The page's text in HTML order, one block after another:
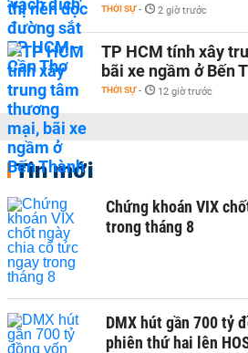
THỜI SỰ - 2 giờ trước
TP HCM tính xây
bãi xe ngầm ở Bến
THỜI SỰ - 12 giờ trước
Tin mới
Chứng khoán VIX
trong tháng 8
DMX hút gần 700 tỷ
phiên thứ hai lên